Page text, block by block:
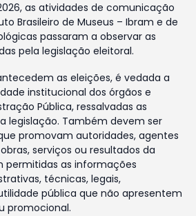
as atividades de comunicação
Brasileiro de Museus – Ibram e de
passaram a observar as
pela legislação eleitoral.
as eleições, é vedada a
institucional dos órgãos e
Pública, ressalvadas as
legislação. Também devem ser
promovam autoridades, agentes
serviços ou resultados da
permitidas as informações
técnicas, legais,
pública que não apresentem
promocional.